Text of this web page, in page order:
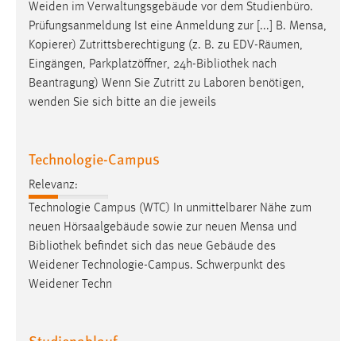
Weiden im Verwaltungsgebäude vor dem Studienbüro.
Prüfungsanmeldung Ist eine Anmeldung zur [...] B. Mensa,
Kopierer) Zutrittsberechtigung (z. B. zu EDV-Räumen,
Eingängen, Parkplatzöffner, 24h-Bibliothek nach
Beantragung) Wenn Sie Zutritt zu Laboren benötigen,
wenden Sie sich bitte an die jeweils
Technologie-Campus
Relevanz:
Technologie Campus (WTC) In unmittelbarer Nähe zum
neuen Hörsaalgebäude sowie zur neuen Mensa und
Bibliothek befindet sich das neue Gebäude des
Weidener Technologie-Campus. Schwerpunkt des
Weidener Techn